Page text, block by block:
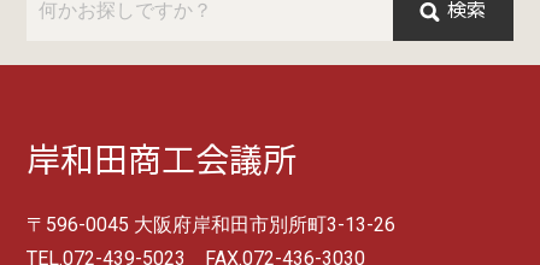
検索
岸和田商工会議所
〒596-0045 大阪府岸和田市別所町3-13-26
TEL.072-439-5023 FAX.072-436-3030